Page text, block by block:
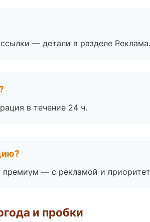
— детали в разделе Реклама.
в течение 24 ч.
премиум — с рекламой и
и пробки